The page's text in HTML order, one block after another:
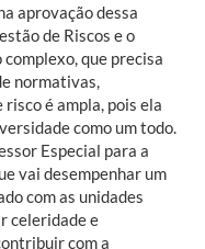
aprovação dessa
de Riscos e o
que precisa
normativas,
é ampla, pois ela
como um todo.
Especial para a
vai desempenhar um
com as unidades
celeridade e
com a